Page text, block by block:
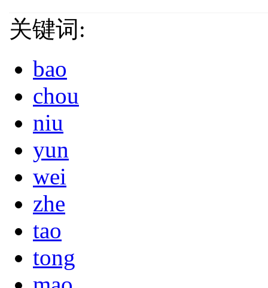
关键词:
bao
chou
niu
yun
wei
zhe
tao
tong